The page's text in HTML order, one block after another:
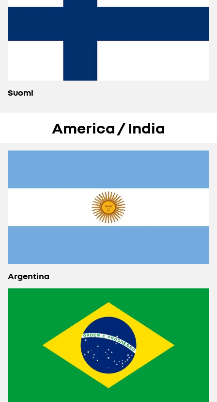
Suomi
America / India
Argentina